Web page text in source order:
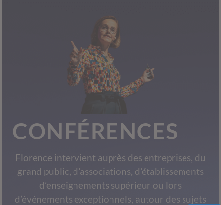
CONFÉRENCES
Florence intervient auprès des entreprises, du
grand public, d’associations, d’établissements
d’enseignements supérieur ou lors
d’événements exceptionnels, autour des sujets